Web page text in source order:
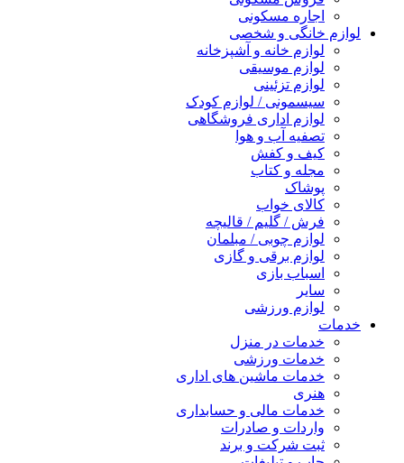
اجاره مسکونی
لوازم خانگی و شخصی
لوازم خانه و آشپزخانه
لوازم موسیقی
لوازم تزئینی
سیسمونی / لوازم کودک
لوازم اداری فروشگاهی
تصفیه آب و هوا
کیف و کفش
مجله و کتاب
پوشاک
کالای خواب
فرش / گلیم / قالیچه
لوازم چوبی / مبلمان
لوازم برقی و گازی
اسباب بازی
سایر
لوازم ورزشی
خدمات
خدمات در منزل
خدمات ورزشی
خدمات ماشین های اداری
هنری
خدمات مالی و حسابداری
واردات و صادرات
ثبت شرکت و برند